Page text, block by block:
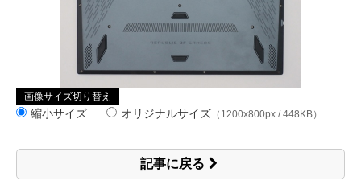
画像サイズ切り替え
縮小サイズ オリジナルサイズ （1200x800px / 448KB）
記事に戻る